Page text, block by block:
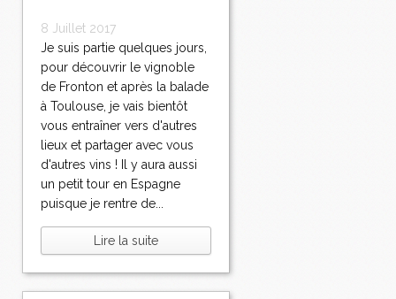
8 Juillet 2017
Je suis partie quelques jours,
pour découvrir le vignoble
de Fronton et après la balade
à Toulouse, je vais bientôt
vous entraîner vers d'autres
lieux et partager avec vous
d'autres vins ! Il y aura aussi
un petit tour en Espagne
puisque je rentre de...
Lire la suite